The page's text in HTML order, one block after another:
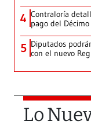
4 Contraloría
pago del Décimo
5 Diputados
con el nuevo
Lo